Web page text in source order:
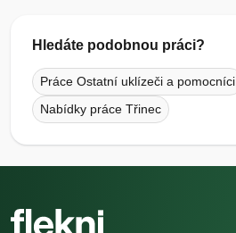
Hledáte podobnou práci?
Práce Ostatní uklízeči a pomocníci
Nabídky práce Třinec